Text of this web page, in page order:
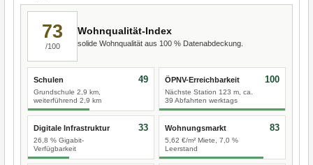
73
/100
Wohnqualität-Index
solide Wohnqualität aus 100 % Datenabdeckung.
Schulen
Grundschule 2,9 km,
weiterführend 2,9 km
49 ÖPNV-Erreichbarkeit
Nächste Station 123 m, ca.
39 Abfahrten werktags
100
Digitale Infrastruktur
26,8 % Gigabit-
Verfügbarkeit
33 Wohnungsmarkt
5,62 €/m² Miete, 7,0 %
Leerstand
83